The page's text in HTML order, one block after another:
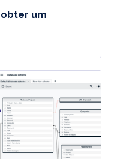
obter um